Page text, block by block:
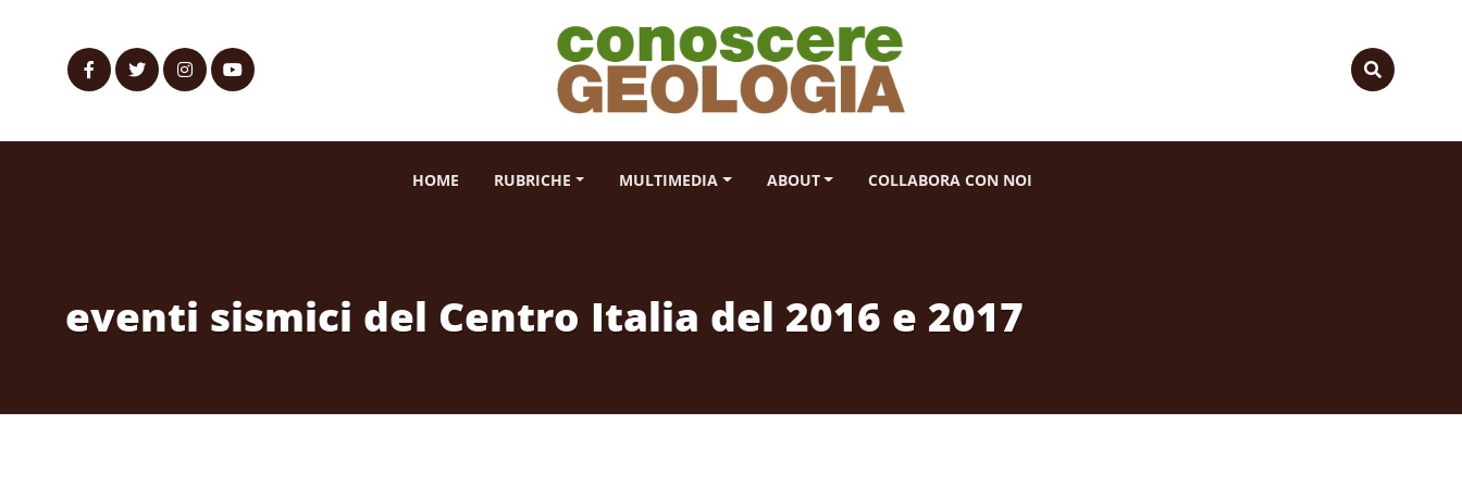
HOME RUBRICHE MULTIMEDIA ABOUT COLLABORA CON NOI
eventi sismici del Centro Italia del 2016 e 2017